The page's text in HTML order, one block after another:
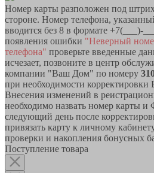
Номер карты разположен под
стороне. Номер телефона,
вводится без 8 в формате +7(___)-
появления ошибки "Неверный
телефона" проверьте введенные
исчезает, позвоните в центр
компании "Ваш Дом" по номеру
при необходимости
Внесения изменений в
необходимо назвать номер карты
следующий день после
привязать карту к личному
проверки и накопления бонусных
Поступление товара